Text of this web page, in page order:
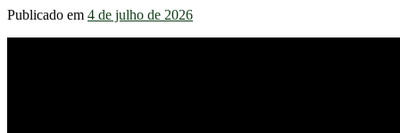
Publicado em 4 de julho de 2026